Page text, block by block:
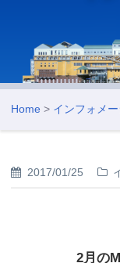
Home > インフォメ
2017/01/25
2月の